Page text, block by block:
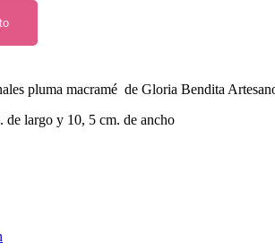
pluma macramé de Gloria Bendita
de largo y 10, 5 cm. de ancho